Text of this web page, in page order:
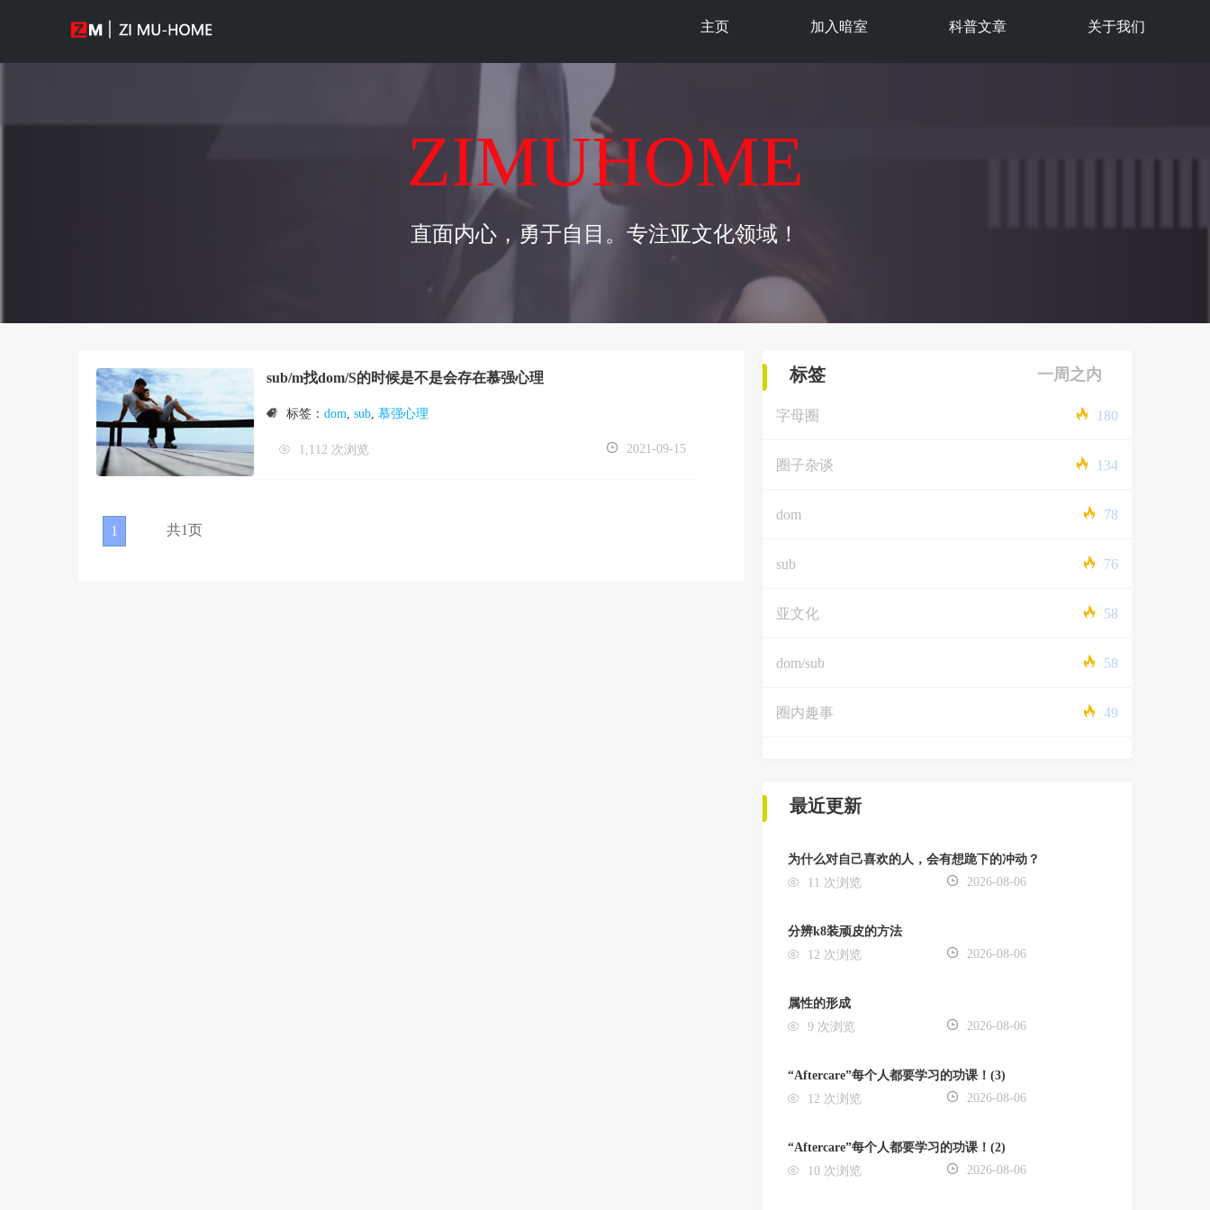
主页 加入暗室 科普文章 关于我们
ZIMUHOME
直面内心，勇于自目。专注亚文化领域！
sub/m找dom/S的时候是不是会存在慕强心理
标签： dom sub 慕强心理
1,112 次浏览 2021-09-15
1 共1页
标签 一周之内
字母圈 180
圈子杂谈 134
dom 78
sub 76
亚文化 58
dom/sub 58
圈内趣事 49
最近更新
为什么对自己喜欢的人，会有想跪下的冲动？
11 次浏览
2026-08-06
分辨k8装顽皮的方法
12 次浏览
2026-08-06
属性的形成
9 次浏览
2026-08-06
“Aftercare”每个人都要学习的功课！(3)
12 次浏览
2026-08-06
“Aftercare”每个人都要学习的功课！(2)
10 次浏览
2026-08-06